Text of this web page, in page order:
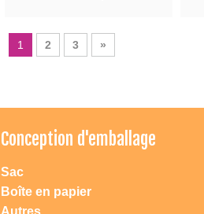
1 2 3 »
Conception d'emballage
Sac
Boîte en papier
Autres
1. Vous pouvez nous
18658223181 ou 0086
2. Vous pouvez entrer
Google. Pour entrer dans